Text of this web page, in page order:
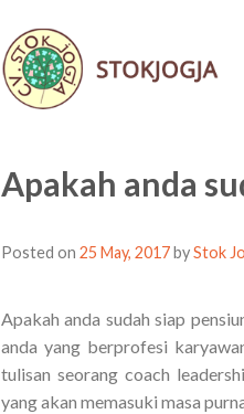
Apakah anda
Posted on 25 May, 2017byStok
Apakah anda sudah siap
anda yang berprofesi
tulisan seorang coach
yang akan memasuki masa